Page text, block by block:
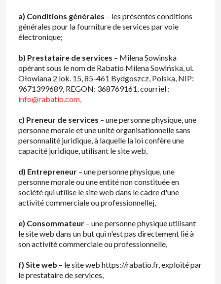
a) Conditions générales – les présentes conditions
générales pour la fourniture de services par voie
électronique;
b) Prestataire de services – Milena Sowinska
opérant sous le nom de Rabatio Milena Sowińska, ul.
Ołowiana 2 lok. 15, 85-461 Bydgoszcz, Polska, NIP:
9671399689, REGON: 368769161, courriel :
info@rabatio.com,
c) Preneur de services – une personne physique, une
personne morale et une unité organisationnelle sans
personnalité juridique, à laquelle la loi confère une
capacité juridique, utilisant le site web,
d) Entrepreneur – une personne physique, une
personne morale ou une entité non constituée en
société qui utilise le site web dans le cadre d'une
activité commerciale ou professionnellej,
e) Consommateur– une personne physique utilisant
le site web dans un but qui n'est pas directement lié à
son activité commerciale ou professionnelle,
f) Site web – le site web https://rabatio.fr, exploité par
le prestataire de services,